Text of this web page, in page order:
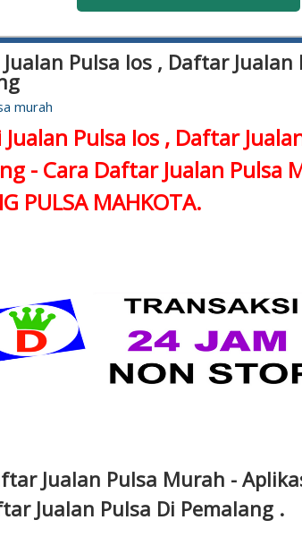
Pulsa Ios , Daftar Jualan
murah
Pulsa Ios , Daftar
- Cara Daftar Jualan Pulsa
PULSA MAHKOTA.
Jualan Pulsa Murah -
Jualan Pulsa Di Pemalang .